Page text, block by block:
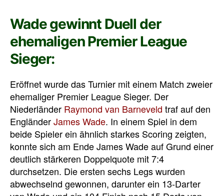
Wade gewinnt Duell der
ehemaligen Premier League
Sieger:
Eröffnet wurde das Turnier mit einem Match zweier
ehemaliger Premier League Sieger. Der
Niederländer Raymond van Barneveld traf auf den
EngländerJames Wade. In einem Spiel in dem
beide Spieler ein ähnlich starkes Scoring zeigten,
konnte sich am Ende James Wade auf Grund einer
deutlich stärkeren Doppelquote mit 7:4
durchsetzen. Die ersten sechs Legs wurden
abwechselnd gewonnen, darunter ein 13-Darter